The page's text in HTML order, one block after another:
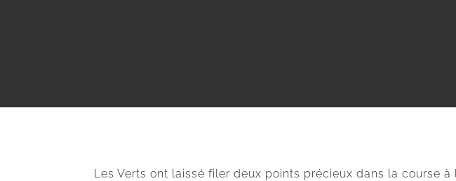
Les Verts ont laissé filer deux points précieux dans la course